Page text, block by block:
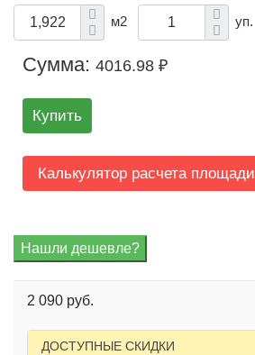
м2 уп.
Сумма: 4016.98 ₽
Купить
Калькулятор расчета площади
2 090 руб.
ДОСТУПНЫЕ СКИДКИ